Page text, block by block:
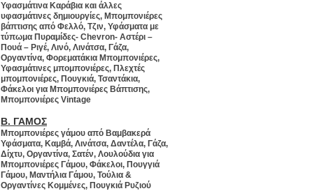
Υφασμάτινα Καράβια και άλλες
υφασμάτινες δημιουργίες, Μπομπονιέρες
βάπτισης από Φελλό, Τζιν, Υφάσματα με
τύπωμα Πυραμίδες- Chevron- Αστέρι –
Πουά – Ριγέ, Λινό, Λινάτσα, Γάζα,
Οργαντίνα, Φορεματάκια Μπομπονιέρες,
Υφασμάτινες μπομπονιέρες, Πλεχτές
μπομπονιέρες, Πουγκιά, Τσαντάκια,
Φάκελοι για Μπομπονιέρες Βάπτισης,
Μπομπονιέρες Vintage
Β. ΓΑΜΟΣ
Μπομπονιέρες γάμου από Βαμβακερά
Υφάσματα, Καμβά, Λινάτσα, Δαντέλα, Γάζα,
Δίχτυ, Οργαντίνα, Σατέν, Λουλούδια για
Μπομπονιέρες Γάμου, Φάκελοι, Πουγγιά
Γάμου, Μαντήλια Γάμου, Τούλια &
Οργαντίνες Κομμένες, Πουγκιά Ρυζιού